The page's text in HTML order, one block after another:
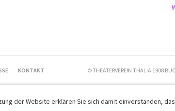
der Website erklären Sie sich damit einverstanden,
KONTAKT © THEATERVEREIN THALIA 1908